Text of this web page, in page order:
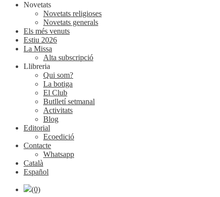
Novetats
Novetats religioses
Novetats generals
Els més venuts
Estiu 2026
La Missa
Alta subscripció
Llibreria
Qui som?
La botiga
El Club
Butlletí setmanal
Activitats
Blog
Editorial
Ecoedició
Contacte
Whatsapp
Català
Español
(0)